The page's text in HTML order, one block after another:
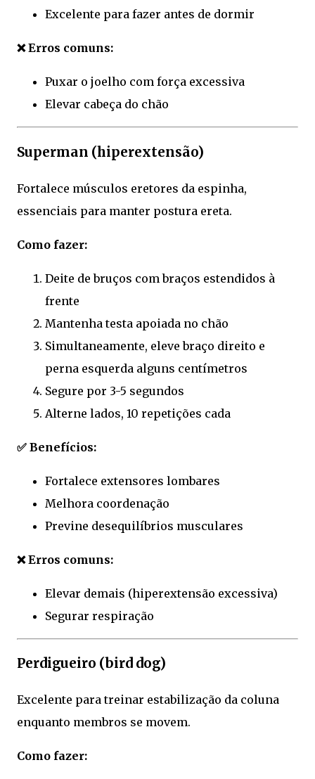
Excelente para fazer antes de dormir
❌ Erros comuns:
Puxar o joelho com força excessiva
Elevar cabeça do chão
Superman (hiperextensão)
Fortalece músculos eretores da espinha,
essenciais para manter postura ereta.
Como fazer:
Deite de bruços com braços estendidos à
frente
Mantenha testa apoiada no chão
Simultaneamente, eleve braço direito e
perna esquerda alguns centímetros
Segure por 3-5 segundos
Alterne lados, 10 repetições cada
✅ Benefícios:
Fortalece extensores lombares
Melhora coordenação
Previne desequilíbrios musculares
❌ Erros comuns:
Elevar demais (hiperextensão excessiva)
Segurar respiração
Perdigueiro (bird dog)
Excelente para treinar estabilização da coluna
enquanto membros se movem.
Como fazer: